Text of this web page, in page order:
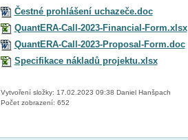
Čestné prohlášení uchazeče.doc
QuantERA-Call-2023-Financial-Form.xlsx
QuantERA-Call-2023-Proposal-Form.doc
Specifikace nákladů projektu.xlsx
Vytvoření složky: 17.02.2023 09:38 Daniel Hanšpach
Počet zobrazení: 652